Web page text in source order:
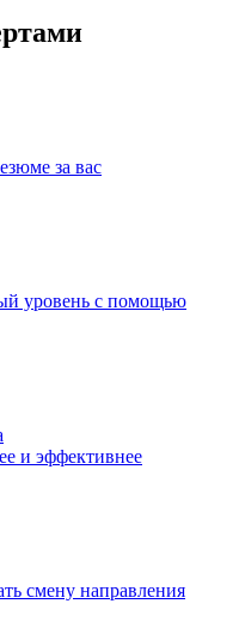
за вас
уровень с помощью
и эффективнее
смену направления